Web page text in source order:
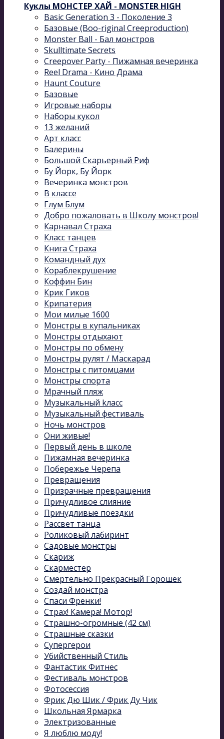
Куклы МОНСТЕР ХАЙ - MONSTER HIGH
Basic Generation 3 - Поколение 3
Базовые (Boo-riginal Creeproduction)
Monster Ball - Бал монстров
Skulltimate Secrets
Creepover Party - Пижамная вечеринка
Reel Drama - Кино Драма
Haunt Couture
Базовые
Игровые наборы
Наборы кукол
13 желаний
Арт класс
Балерины
Большой Скарьерный Риф
Бу Йорк, Бу Йорк
Вечеринка монстров
В классе
Глум Блум
Добро пожаловать в Школу монстров!
Карнавал Cтраха
Класс танцев
Книга Страха
Командный дух
Кораблекрушение
Коффин Бин
Крик Гиков
Крипатерия
Мои милые 1600
Монстры в купальниках
Монстры отдыхают
Монстры по обмену
Монстры рулят / Маскарад
Монстры с питомцами
Монстры спорта
Мрачный пляж
Музыкальный kласс
Музыкальный фестиваль
Ночь монстров
Они живые!
Первый день в школе
Пижамная вечеринка
Побережье Черепа
Превращения
Призрачные превращения
Причудливое слияние
Причудливые поездки
Рассвет танца
Роликовый лабиринт
Садовые монстры
Скариж
Скарместер
Смертельно Прекрасный Горошек
Создай монстра
Спаси Френки!
Страх! Камера! Мотор!
Страшно-огромные (42 см)
Страшные сказки
Супергерои
Убийственный Стиль
Фантастик Фитнес
Фестиваль монстров
Фотосессия
Фрик Дю Шик / Фрик Ду Чик
Школьная Ярмарка
Электризованные
Я люблю моду!